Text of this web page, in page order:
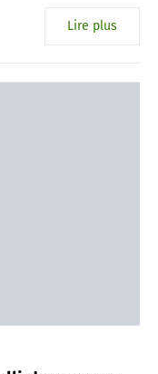
Lire plus